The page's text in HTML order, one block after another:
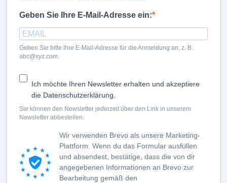
Geben Sie Ihre E-Mail-Adresse ein:
Geben Sie bitte Ihre E-Mail-Adresse für die Anmeldung an, z. B.
abc@xyz.com.
Ich möchte Ihren Newsletter erhalten und akzeptiere
die Datenschutzerklärung.
Sie können den Newsletter jederzeit über den Link in unserem
Newsletter abbestellen.
Wir verwenden Brevo als unsere Marketing-
Plattform. Wenn du das Formular ausfüllen
und absendest, bestätige, dass die von dir
angegebenen Informationen an Brevo zur
Bearbeitung gemäß den